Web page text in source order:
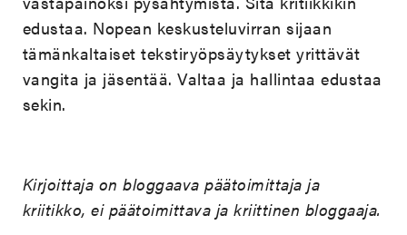
edustaa. Nopean keskusteluvirran sijaan
tämänkaltaiset tekstiryöpsäytykset yrittävät
vangita ja jäsentää. Valtaa ja hallintaa edustaa
sekin.
Kirjoittaja on bloggaava päätoimittaja ja
kriitikko, ei päätoimittava ja kriittinen bloggaaja.